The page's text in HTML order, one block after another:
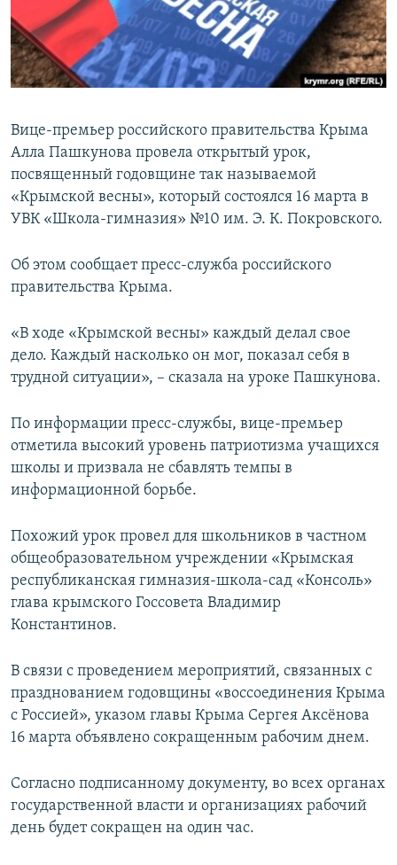
ПОБЕДИТЕЛЕЙ НЕ СУДЯТ?
КРЫМ.НЕПОКОРЕННЫЙ
ELIFBE
ПРИСОЕДИНЯЙТЕСЬ!
Все сайты RFE/RL
Вице-премьер российского правительства Крыма
Алла Пашкунова провела открытый урок,
посвященный годовщине так называемой
«Крымской весны», который состоялся 16 марта в
УВК «Школа-гимназия» №10 им. Э. К. Покровского.
Об этом сообщает пресс-служба российского
правительства Крыма.
«В ходе «Крымской весны» каждый делал свое
дело. Каждый насколько он мог, показал себя в
трудной ситуации», – сказала на уроке Пашкунова.
По информации пресс-службы, вице-премьер
отметила высокий уровень патриотизма учащихся
школы и призвала не сбавлять темпы в
информационной борьбе.
Похожий урок провел для школьников в частном
общеобразовательном учреждении «Крымская
республиканская гимназия-школа-сад «Консоль»
глава крымского Госсовета Владимир
Константинов.
В связи с проведением мероприятий, связанных с
празднованием годовщины «воссоединения Крыма
с Россией», указом главы Крыма Сергея Аксёнова
16 марта объявлено сокращенным рабочим днем.
Согласно подписанному документу, во всех органах
государственной власти и организациях рабочий
день будет сокращен на один час.